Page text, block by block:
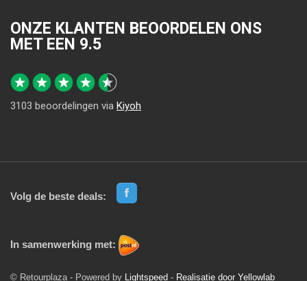
ONZE KLANTEN BEOORDELEN ONS
MET EEN 9.5
3103 beoordelingen via Kiyoh
Volg de beste deals:
In samenwerking met:
© Retourplaza - Powered by Lightspeed - Realisatie door Yellowlab